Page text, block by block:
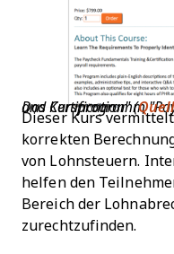
Das Kursprogramm "Paycheck Fundamentals Training and Certification" (
Dieser Kurs
korrekten
von Lohnsteuern.
helfen den
Bereich der
zurechtzufinden.